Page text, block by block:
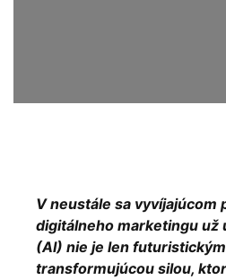
V neustále sa vyvíjajúcom
digitálneho marketingu už
(AI) nie je len
transformujúcou silou,